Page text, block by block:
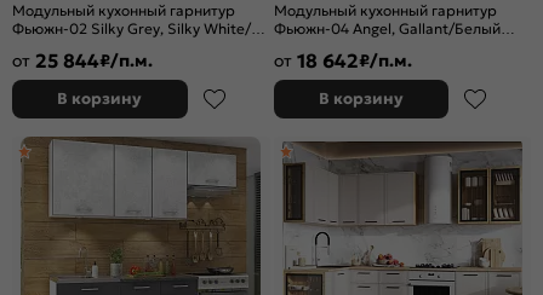
Модульный кухонный гарнитур
Фьюжн-02 Silky Grey, Silky White/
от 25 844₽/п.м.
В корзину
Модульный кухонный гарнитур
Фьюжн-04 Angel, Gallant/Белый
от 18 642₽/п.м.
В корзину